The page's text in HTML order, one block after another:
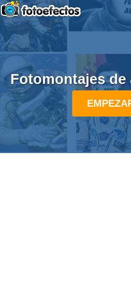
Fotomontajes de